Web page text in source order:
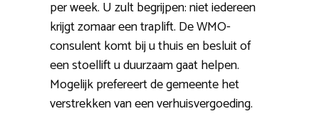
per week. U zult begrijpen: niet iedereen
krijgt zomaar een traplift. De WMO-
consulent komt bij u thuis en besluit of
een stoellift u duurzaam gaat helpen.
Mogelijk prefereert de gemeente het
verstrekken van een verhuisvergoeding.